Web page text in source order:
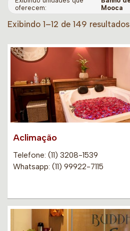
oferecem:
Mooca
Exibindo 1–12 de 149 resultados
Aclimação
Telefone: (11) 3208-1539
Whatsapp: (11) 99922-7115